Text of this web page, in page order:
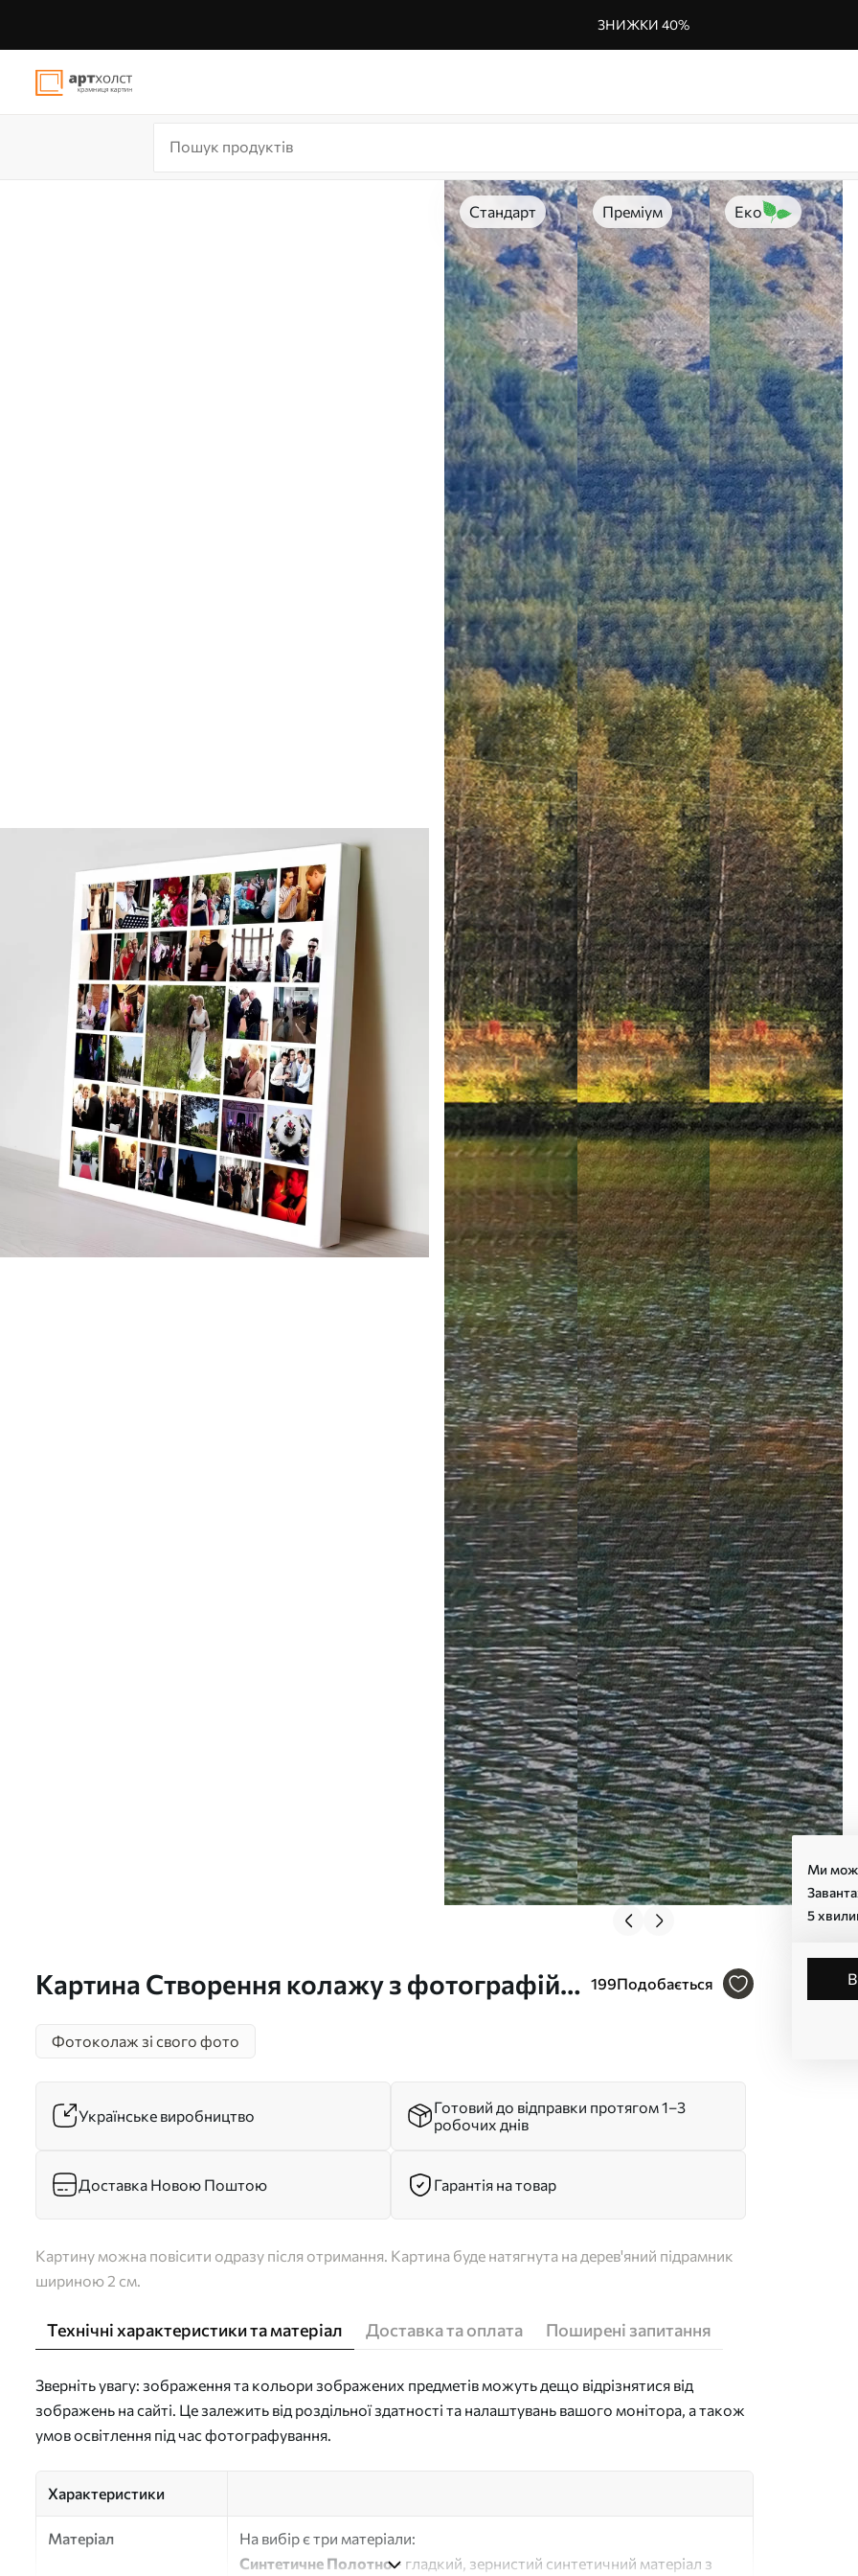
ЗНИЖКИ 40%
Стандарт Преміум Еко
Картина Створення колажу з фотографій
199Подобається
Ми
5
Фотоколаж зі свого фото
Українське виробництво
Готовий до відправки протягом 1–3
робочих днів
Доставка Новою Поштою Гарантія на товар
Картину можна повісити одразу після отримання. Картина буде натягнута на дерев'яний підрамник
шириною 2 см.
Технічні характеристики та матеріал Доставка та оплата Поширені запитання
Зверніть увагу: зображення та кольори зображених предметів можуть дещо відрізнятися від
зображень на сайті. Це залежить від роздільної здатності та налаштувань вашого монітора, а також
умов освітлення під час фотографування.
Характеристики
Матеріал
На вибір є три матеріали:
Синтетичне Полотно- гладкий, зернистий синтетичний матеріал з